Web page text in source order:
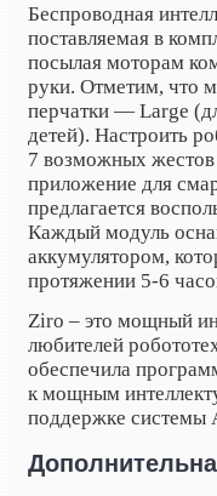
Беспроводная
поставляемая в
посылая моторам
руки. Отметим, что
перчатки — Large
детей). Настроить
7 возможных
приложение для
предлагается
Каждый модуль
аккумулятором,
протяжении 5-6
Ziro – это мощный
любителей
обеспечила
к мощным
поддержке системы